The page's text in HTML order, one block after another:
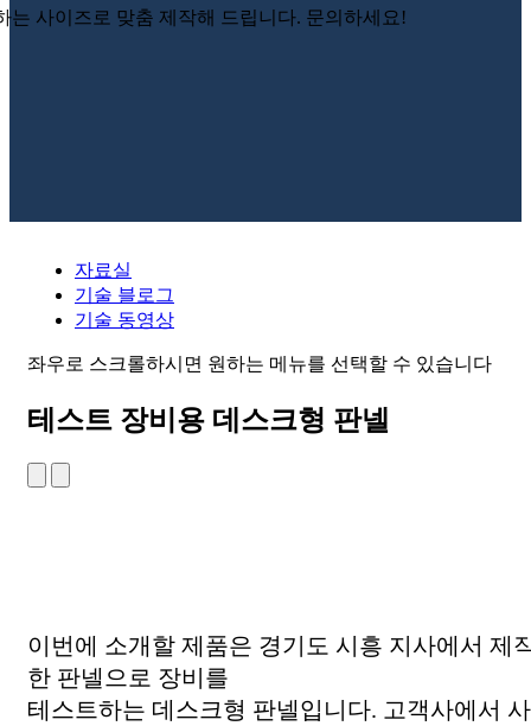
는 사이즈로 맞춤 제작해 드립니다. 문의하세요!
자료실
기술 블로그
기술 동영상
좌우로 스크롤하시면 원하는 메뉴를 선택할 수 있습니다
테스트 장비용 데스크형 판넬
이번에 소개할 제품은 경기도 시흥 지사에서 제
한 판넬으로 장비를
테스트하는 데스크형 판넬입니다. 고객사에서 사